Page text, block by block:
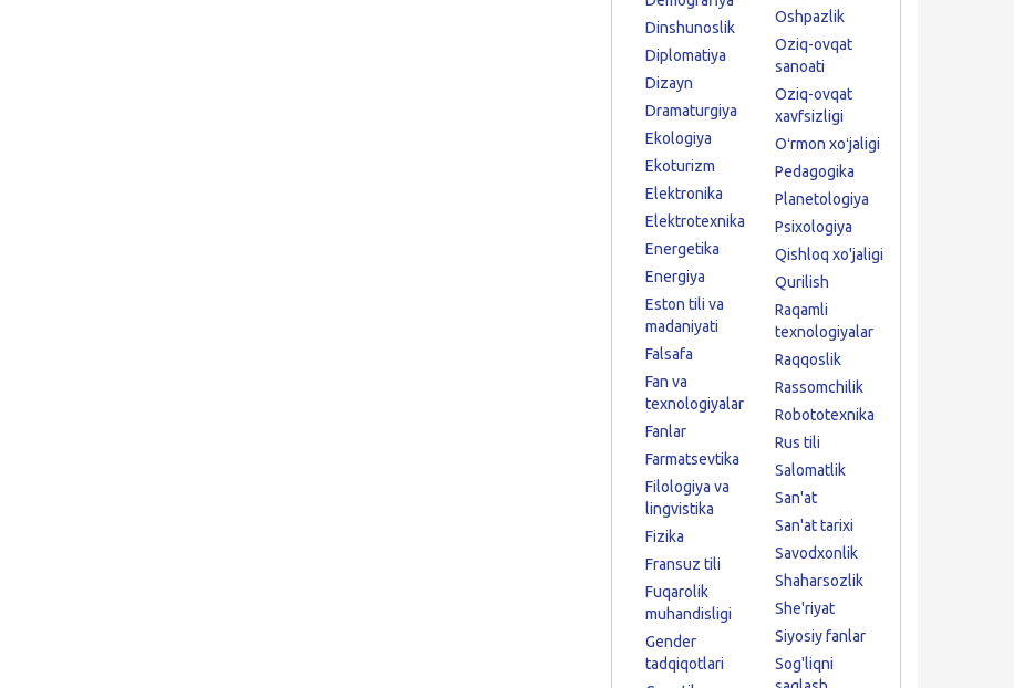
Dinshunoslik
Diplomatiya
Dizayn
Dramaturgiya
Ekologiya
Ekoturizm
Elektronika
Elektrotexnika
Energetika
Energiya
Eston tili va
madaniyati
Falsafa
Fan va
texnologiyalar
Fanlar
Farmatsevtika
Filologiya va
lingvistika
Fizika
Fransuz tili
Fuqarolik
muhandisligi
Gender
tadqiqotlari
Oshpazlik
Oziq-ovqat
sanoati
Oziq-ovqat
xavfsizligi
Oʻrmon xoʻjaligi
Pedagogika
Planetologiya
Psixologiya
Qishloq xo'jaligi
Qurilish
Raqamli
texnologiyalar
Raqqoslik
Rassomchilik
Robototexnika
Rus tili
Salomatlik
San'at
San'at tarixi
Savodxonlik
Shaharsozlik
She'riyat
Siyosiy fanlar
Sog'liqni